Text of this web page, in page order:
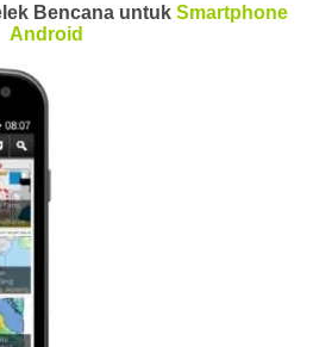
Bencana untuk Smartphone
Android